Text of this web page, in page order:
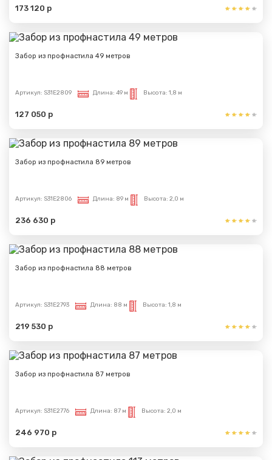
173 120 р
Забор из профнастила 49 метров
Артикул: S31E2809 Длина: 49 м Высота: 1,8 м
127 050 р
Забор из профнастила 89 метров
Артикул: S31E2806 Длина: 89 м Высота: 2,0 м
236 630 р
Забор из профнастила 88 метров
Артикул: S31E2793 Длина: 88 м Высота: 1,8 м
219 530 р
Забор из профнастила 87 метров
Артикул: S31E2776 Длина: 87 м Высота: 2,0 м
246 970 р
Сообщение успешно
отправлено
Вами.